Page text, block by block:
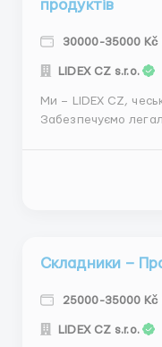
продуктів
30000-35000
LIDEX CZ s.r.o.
Ми – LIDEX CZ,
Забезпечуємо
чеською візою
Складники –
25000-35000
LIDEX CZ s.r.o.